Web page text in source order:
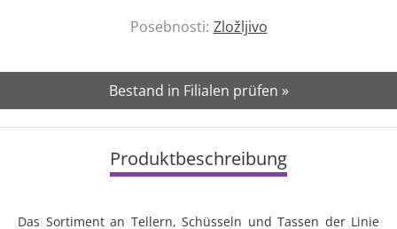
Posebnosti: Zložljivo
Bestand in Filialen prüfen »
Produktbeschreibung
Das Sortiment an Tellern, Schüsseln und Tassen der Linie